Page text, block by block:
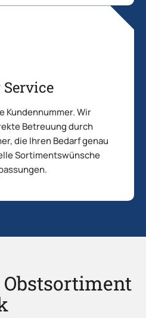
Kundennummer. Wir
Betreuung durch
die Ihren Bedarf genau
Sortimentswünsche